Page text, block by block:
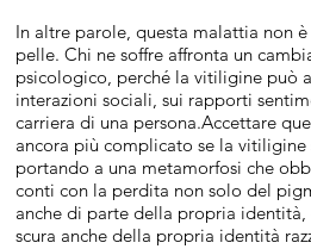
In altre parole, questa malattia non
pelle. Chi ne soffre affronta un
psicologico, perché la vitiligine può
interazioni sociali, sui rapporti
carriera di una persona.Accettare
ancora più complicato se la
portando a una metamorfosi che
conti con la perdita non solo del
anche di parte della propria
scura anche della propria identità